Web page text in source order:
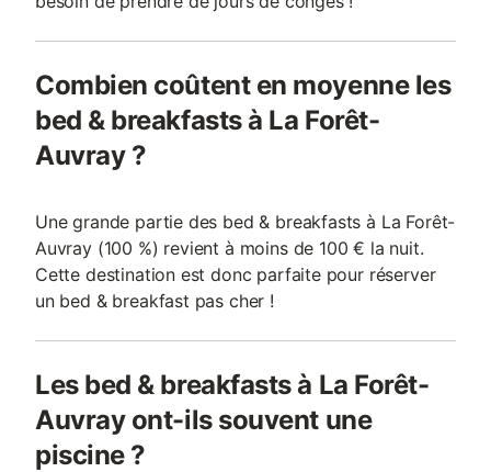
Combien coûtent en moyenne les
bed & breakfasts à La Forêt-
Auvray ?
Une grande partie des bed & breakfasts à La Forêt-
Auvray (100 %) revient à moins de 100 € la nuit.
Cette destination est donc parfaite pour réserver
un bed & breakfast pas cher !
Les bed & breakfasts à La Forêt-
Auvray ont-ils souvent une
piscine ?